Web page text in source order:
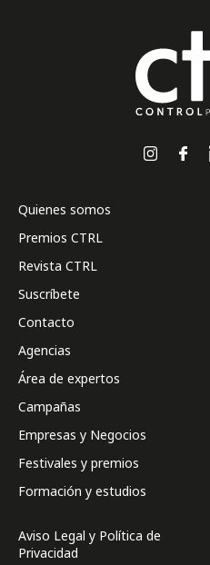
Quienes somos
Premios CTRL
Revista CTRL
Suscríbete
Contacto
Agencias
Área de expertos
Campañas
Empresas y Negocios
Festivales y premios
Formación y estudios
Aviso Legal y Política de
Privacidad